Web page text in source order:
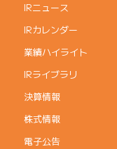
IRニュース
IRカレンダー
業績ハイライト
IRライブラリ
決算情報
株式情報
電子公告